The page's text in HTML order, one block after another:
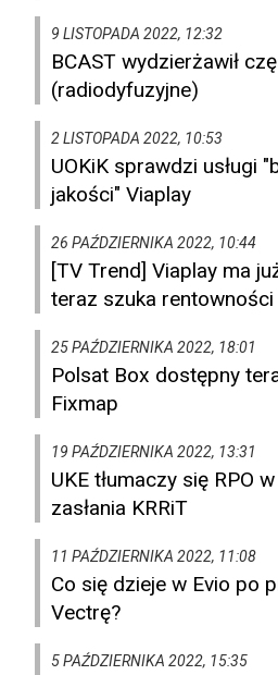
9 LISTOPADA 2022, 12:32
BCAST wydzierżawił
(radiodyfuzyjne)
2 LISTOPADA 2022, 10:53
UOKiK sprawdzi usługi
jakości" Viaplay
26 PAŹDZIERNIKA 2022, 10:44
[TV Trend] Viaplay ma
teraz szuka rentowności
25 PAŹDZIERNIKA 2022, 18:01
Polsat Box dostępny
Fixmap
19 PAŹDZIERNIKA 2022, 13:31
UKE tłumaczy się RPO
zasłania KRRiT
11 PAŹDZIERNIKA 2022, 11:08
Co się dzieje w Evio po
Vectrę?
5 PAŹDZIERNIKA 2022, 15:35